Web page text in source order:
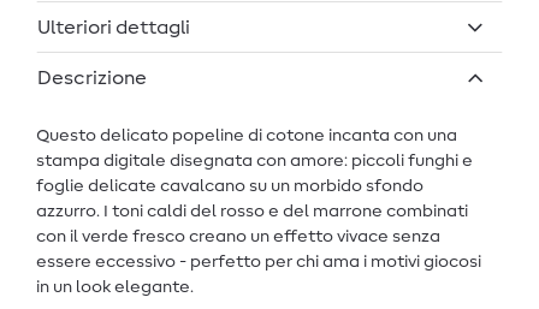
Ulteriori dettagli
Descrizione
Questo delicato popeline di cotone incanta con una
stampa digitale disegnata con amore: piccoli funghi e
foglie delicate cavalcano su un morbido sfondo
azzurro. I toni caldi del rosso e del marrone combinati
con il verde fresco creano un effetto vivace senza
essere eccessivo - perfetto per chi ama i motivi giocosi
in un look elegante.